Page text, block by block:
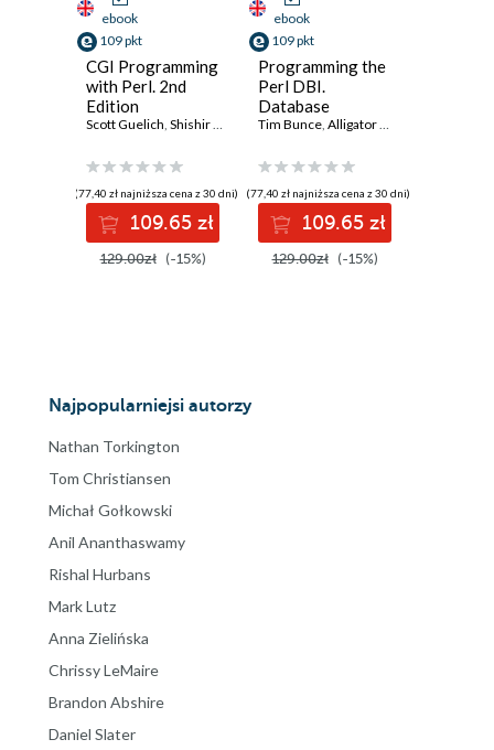
ebook
109 pkt
CGI Programming
with Perl. 2nd
Edition
Scott Guelich, Shishir Gundavaram ,Gunther Birznieks
(77,40 zł najniższa cena z 30 dni)
109.65 zł
129.00zł (-15%)
ebook
109 pkt
Programming the
Perl DBI.
Database
programming with
Tim Bunce, Alligator Descartes
(77,40 zł najniższa cena z 30 dni)
109.65 zł
129.00zł (-15%)
Najpopularniejsi autorzy
Nathan Torkington
Tom Christiansen
Michał Gołkowski
Anil Ananthaswamy
Rishal Hurbans
Mark Lutz
Anna Zielińska
Chrissy LeMaire
Brandon Abshire
Daniel Slater